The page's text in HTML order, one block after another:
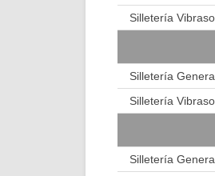
Silletería
Silletería
Silletería
Silletería